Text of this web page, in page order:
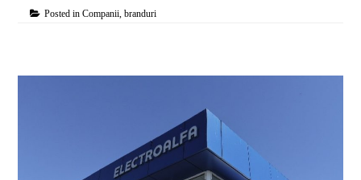
Posted inCompanii, branduri